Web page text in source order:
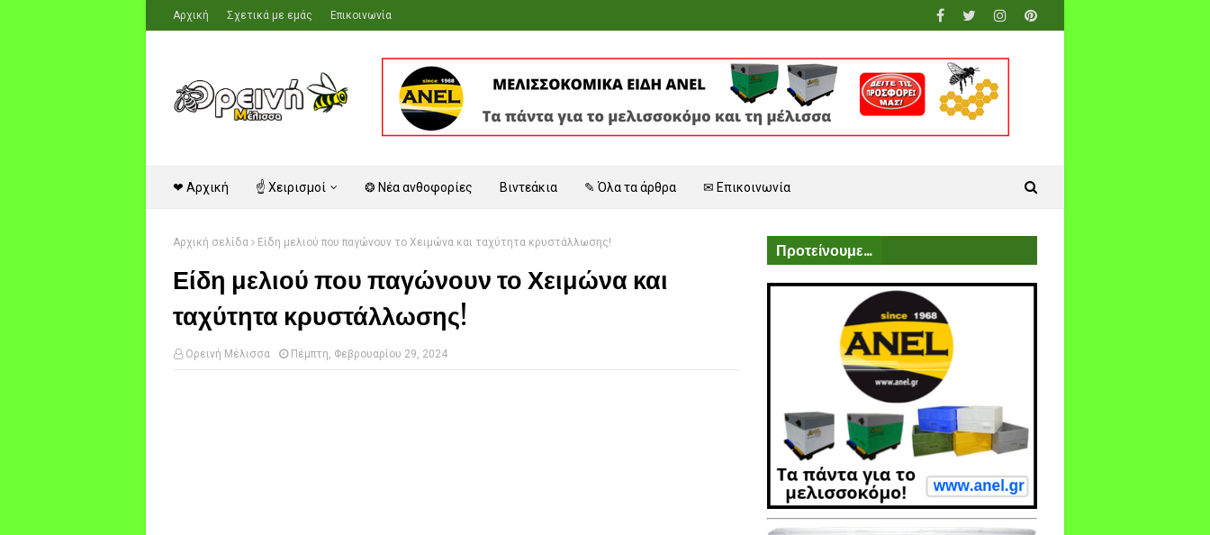
Αρχική Σχετικά με εμάς Επικοινωνία
❤ Αρχική ☝ Χειρισμοί ❂ Νέα ανθοφορίες Βιντεάκια ✎ Όλα τα άρθρα ✉ Επικοινωνία
Αρχική σελίδα Είδη μελιού που παγώνουν το Χειμώνα και ταχύτητα κρυστάλλωσης!
Είδη μελιού που παγώνουν το Χειμώνα και
ταχύτητα κρυστάλλωσης!
Ορεινή Μέλισσα Πέμπτη, Φεβρουαρίου 29, 2024
Προτείνουμε...